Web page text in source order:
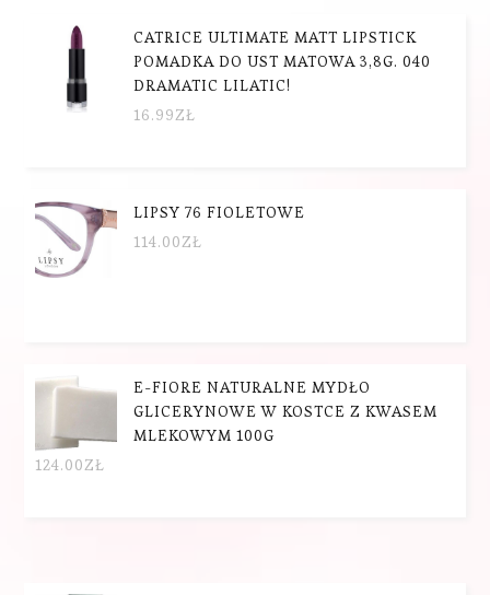
CATRICE ULTIMATE MATT LIPSTICK
POMADKA DO UST MATOWA 3,8G. 040
DRAMATIC LILATIC!
16.99ZŁ
LIPSY 76 FIOLETOWE
114.00ZŁ
E-FIORE NATURALNE MYDŁO
GLICERYNOWE W KOSTCE Z KWASEM
MLEKOWYM 100G
124.00ZŁ